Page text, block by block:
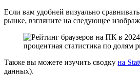
Если вам удобней визуально
рынке, взгляните на следующее
Также вы можете изучить сводку на
данных).